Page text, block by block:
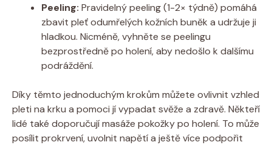
Peeling: Pravidelný peeling (1-2× týdně) pomáhá
zbavit pleť odumřelých kožních buněk a udržuje ji
hladkou. Nicméně, vyhněte se peelingu
bezprostředně po holení, aby nedošlo k dalšímu
podráždění.
Díky těmto jednoduchým krokům můžete ovlivnit vzhled
pleti na krku a pomoci jí vypadat svěže a zdravě. Někteří
lidé také doporučují masáže pokožky po holení. To může
posílit prokrvení, uvolnit napětí a ještě více podpořit